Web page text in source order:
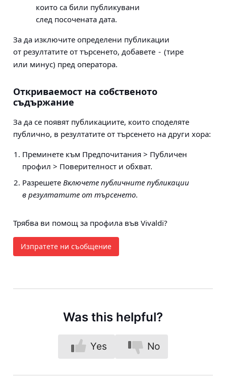
които са били публикувани
след посочената дата.
За да изключите определени публикации
от резултатите от търсенето, добавете - (тире
или минус) пред оператора.
Откриваемост на собственото
съдържание
За да се появят публикациите, които споделяте
публично, в резултатите от търсенето на други хора:
Преминете към Предпочитания > Публичен
профил > Поверителност и обхват.
Разрешете Включете публичните публикации
в резултатите от търсенето.
Трябва ви помощ за профила във Vivaldi?
Изпратете ни съобщение
Was this helpful?
Yes No